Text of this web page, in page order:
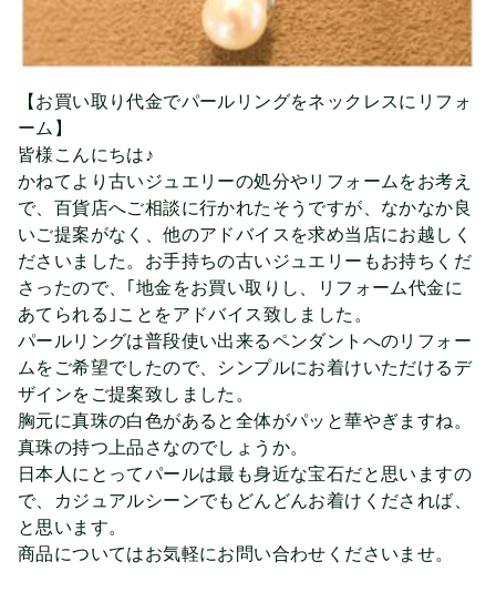
【お買い取り代金でパールリングをネックレスにリフォ
ーム】
皆様こんにちは♪
かねてより古いジュエリーの処分やリフォームをお考え
で、百貨店へご相談に行かれたそうですが、なかなか良
いご提案がなく、他のアドバイスを求め当店にお越しく
ださいました。お手持ちの古いジュエリーもお持ちくだ
さったので、｢地金をお買い取りし、リフォーム代金に
あてられる｣ことをアドバイス致しました。
パールリングは普段使い出来るペンダントへのリフォー
ムをご希望でしたので、シンプルにお着けいただけるデ
ザインをご提案致しました。
胸元に真珠の白色があると全体がパッと華やぎますね。
真珠の持つ上品さなのでしょうか。
日本人にとってパールは最も身近な宝石だと思いますの
で、カジュアルシーンでもどんどんお着けくだされば、
と思います。
商品についてはお気軽にお問い合わせくださいませ。